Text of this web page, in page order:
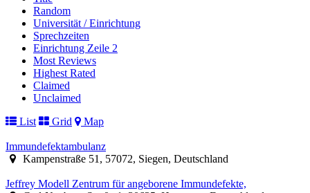
Random
Universität / Einrichtung
Sprechzeiten
Einrichtung Zeile 2
Most Reviews
Highest Rated
Claimed
Unclaimed
List
Grid Map
Immundefektambulanz
Kampenstraße 51, 57072, Siegen, Deutschland
Jeffrey Modell Zentrum für angeborene Immundefekte,